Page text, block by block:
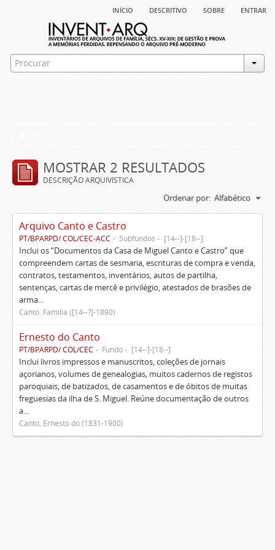
início descritivo sobre entrar
MOSTRAR 2 RESULTADOS
DESCRIÇÃO ARQUIVÍSTICA
Ordenar por: Alfabético
Arquivo Canto e Castro
PT/BPARPD/ COL/CEC-ACC Subfundos [14--]-[18--]
Inclui os “Documentos da Casa de Miguel Canto e Castro” que
compreendem cartas de sesmaria, escrituras de compra e venda,
contratos, testamentos, inventários, autos de partilha,
sentenças, cartas de mercê e privilégio, atestados de brasões de
arma...
Canto. Família ([14--?]-1890)
Ernesto do Canto
PT/BPARPD/ COL/CEC Fundo [14--]-[18--]
Inclui livros impressos e manuscritos, coleções de jornais
açorianos, volumes de genealogias, muitos cadernos de registos
paroquiais, de batizados, de casamentos e de óbitos de muitas
freguesias da ilha de S. Miguel. Reúne documentação de outros
a...
Canto, Ernesto do (1831-1900)